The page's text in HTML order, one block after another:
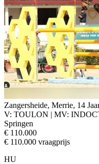
Zangersheide, Merrie, 14
V: TOULON | MV:
Springen
€ 110.000
€ 110.000 vraagprijs
HU